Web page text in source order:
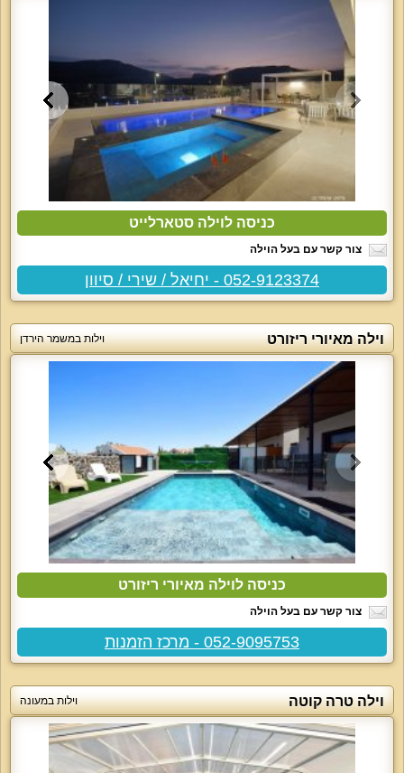
כניסה לוילה סטארלייט
צור קשר עם בעל הוילה
052-9123374 - יחיאל / שירי / סיוון
וילה מאיורי ריזורט וילות במשמר הירדן
כניסה לוילה מאיורי ריזורט
צור קשר עם בעל הוילה
052-9095753 - מרכז הזמנות
וילה טרה קוטה וילות במעונה